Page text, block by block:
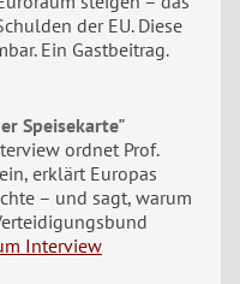
der EU. Diese
Ein Gastbeitrag.
Speisekarte"
ordnet Prof.
erklärt Europas
– und sagt, warum
Interview